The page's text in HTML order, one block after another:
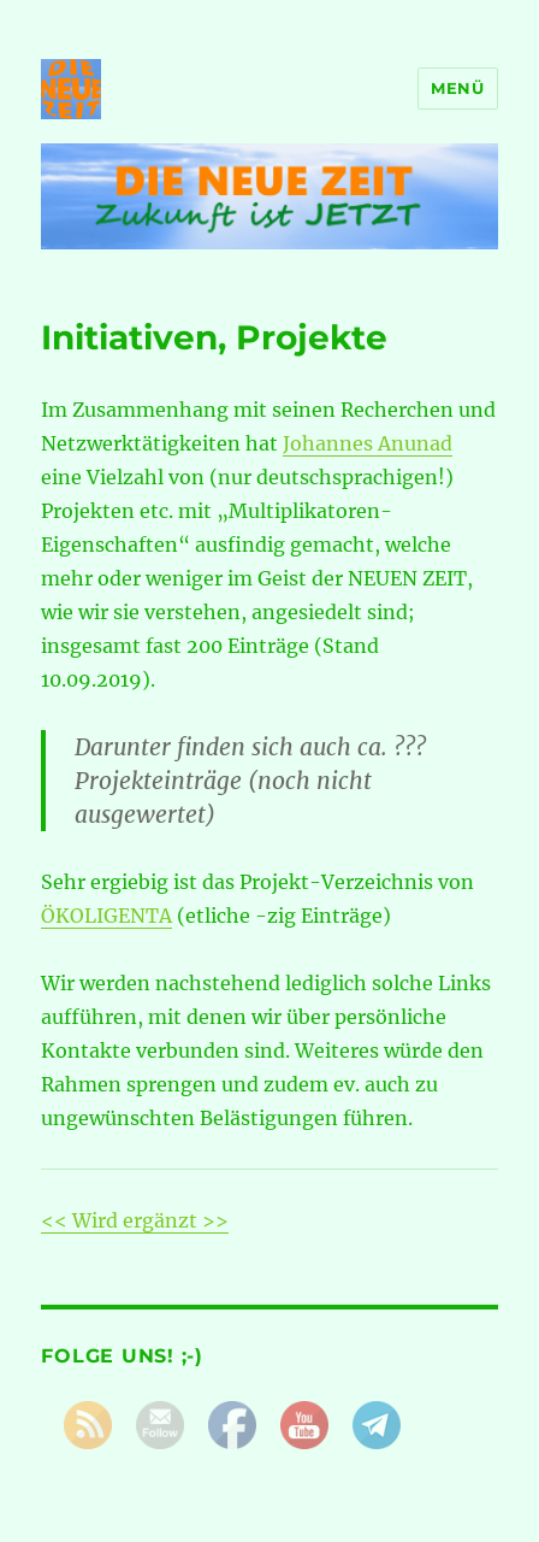
DIE NEUE ZEIT
MENÜ
Initiativen, Projekte
Im Zusammenhang mit seinen Recherchen und
Netzwerktätigkeiten hatJohannes Anunad
eine Vielzahl von (nur deutschsprachigen!)
Projekten etc. mit „Multiplikatoren-
Eigenschaften“ ausfindig gemacht, welche
mehr oder weniger im Geist der NEUEN ZEIT,
wie wir sie verstehen, angesiedelt sind;
insgesamt fast 200 Einträge (Stand
10.09.2019).
Darunter finden sich auch ca. ???
Projekteinträge (noch nicht
ausgewertet)
Sehr ergiebig ist das Projekt-Verzeichnis von
ÖKOLIGENTA(etliche -zig Einträge)
Wir werden nachstehend lediglich solche Links
aufführen, mit denen wir über persönliche
Kontakte verbunden sind. Weiteres würde den
Rahmen sprengen und zudem ev. auch zu
ungewünschten Belästigungen führen.
<< Wird ergänzt >>
FOLGE UNS! ;-)